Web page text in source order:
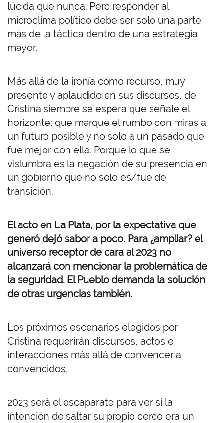
lúcida que nunca. Pero responder al
microclima político debe ser solo una parte
más de la táctica dentro de una estrategia
mayor.
Más allá de la ironía como recurso, muy
presente y aplaudido en sus discursos, de
Cristina siempre se espera que señale el
horizonte; que marque el rumbo con miras a
un futuro posible y no solo a un pasado que
fue mejor con ella. Porque lo que se
vislumbra es la negación de su presencia en
un gobierno que no solo es/fue de
transición.
El acto en La Plata, por la expectativa que
generó dejó sabor a poco. Para ¿ampliar? el
universo receptor de cara al 2023 no
alcanzará con mencionar la problemática de
la seguridad. El Pueblo demanda la solución
de otras urgencias también.
Los próximos escenarios elegidos por
Cristina requerirán discursos, actos e
interacciones más allá de convencer a
convencidos.
2023 será el escaparate para ver si la
intención de saltar su propio cerco era un